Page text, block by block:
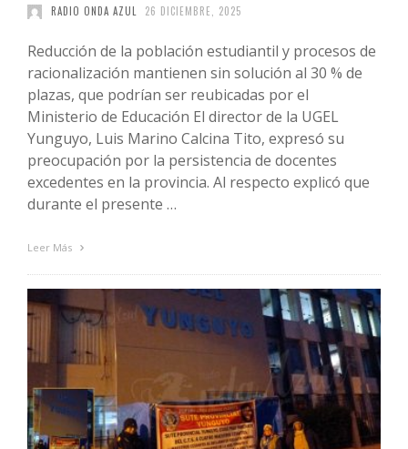
RADIO ONDA AZUL 26 DICIEMBRE, 2025
Reducción de la población estudiantil y procesos de
racionalización mantienen sin solución al 30 % de
plazas, que podrían ser reubicadas por el
Ministerio de Educación El director de la UGEL
Yunguyo, Luis Marino Calcina Tito, expresó su
preocupación por la persistencia de docentes
excedentes en la provincia. Al respecto explicó que
durante el presente …
Leer Más